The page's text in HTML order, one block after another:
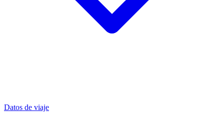
Datos de viaje